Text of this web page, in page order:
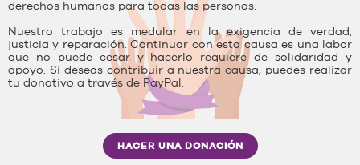
derechos humanos para todas las personas.
Nuestro trabajo es medular en la exigencia de verdad,
justicia y reparación. Continuar con esta causa es una labor
que no puede cesar y hacerlo requiere de solidaridad y
apoyo. Si deseas contribuir a nuestra causa, puedes realizar
tu donativo a través de PayPal.
HACER UNA DONACIÓN